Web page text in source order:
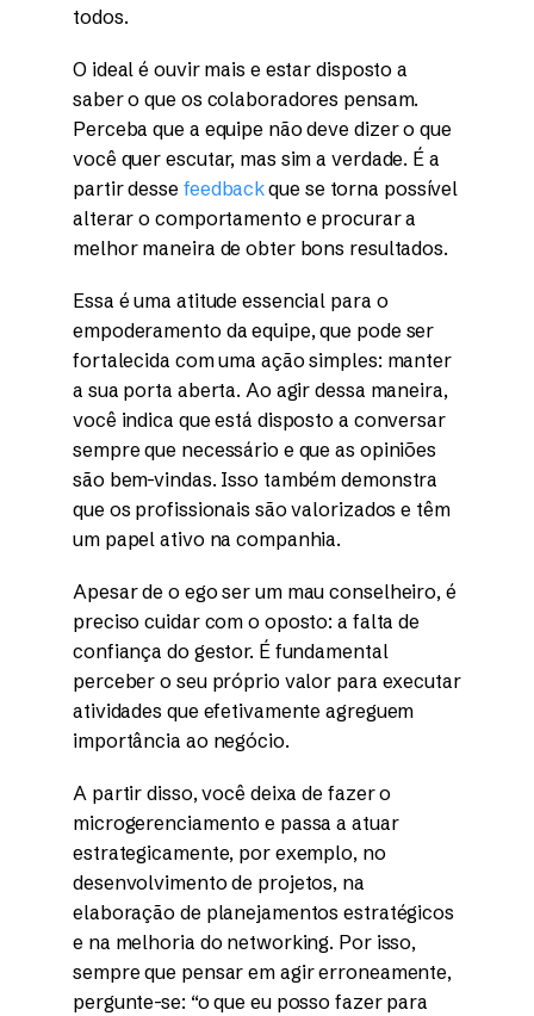
todos.
O ideal é ouvir mais e estar disposto a
saber o que os colaboradores pensam.
Perceba que a equipe não deve dizer o que
você quer escutar, mas sim a verdade. É a
partir desse feedbackque se torna possível
alterar o comportamento e procurar a
melhor maneira de obter bons resultados.
Essa é uma atitude essencial para o
empoderamento da equipe, que pode ser
fortalecida com uma ação simples: manter
a sua porta aberta. Ao agir dessa maneira,
você indica que está disposto a conversar
sempre que necessário e que as opiniões
são bem-vindas. Isso também demonstra
que os profissionais são valorizados e têm
um papel ativo na companhia.
Apesar de o ego ser um mau conselheiro, é
preciso cuidar com o oposto: a falta de
confiança do gestor. É fundamental
perceber o seu próprio valor para executar
atividades que efetivamente agreguem
importância ao negócio.
A partir disso, você deixa de fazer o
microgerenciamento e passa a atuar
estrategicamente, por exemplo, no
desenvolvimento de projetos, na
elaboração de planejamentos estratégicos
e na melhoria do networking. Por isso,
sempre que pensar em agir erroneamente,
pergunte-se: “o que eu posso fazer para